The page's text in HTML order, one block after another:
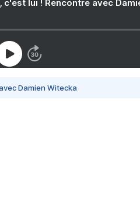
lui ! Rencontre avec
Damien Witecka